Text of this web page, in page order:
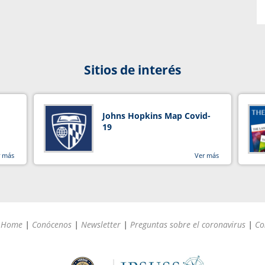
Sitios de interés
más
Johns Hopkins Map Covid-
19
Ver más
Home | Conócenos | Newsletter | Preguntas sobre el coronavirus |